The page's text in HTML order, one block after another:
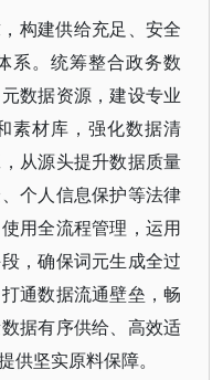
构建供给充足、安全
系。统筹整合政务数
数据资源，建设专业
素材库，强化数据清
从源头提升数据质量
个人信息保护等法律
用全流程管理，运用
，确保词元生成全过
通数据流通壁垒，畅
据有序供给、高效适
供坚实原料保障。